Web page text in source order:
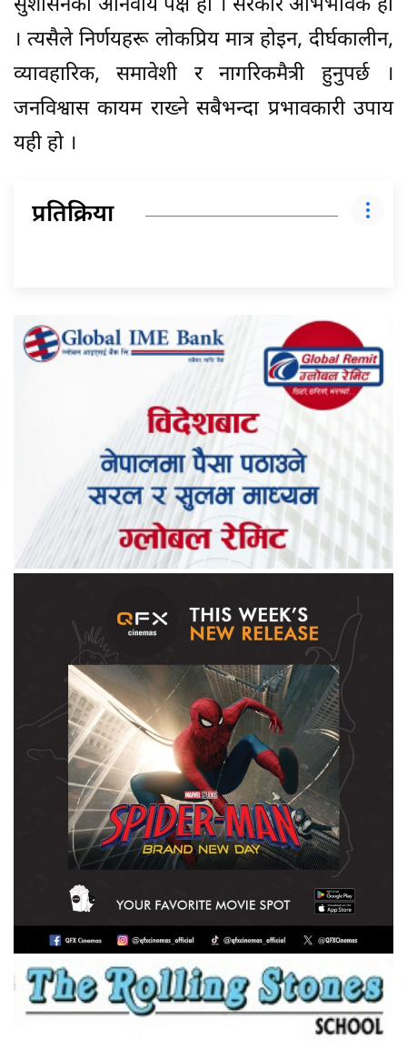
सुशासनको अनिवार्य पक्ष हो । सरकार अभिभावक हो
। त्यसैले निर्णयहरू लोकप्रिय मात्र होइन, दीर्घकालीन,
व्यावहारिक, समावेशी र नागरिकमैत्री हुनुपर्छ ।
जनविश्वास कायम राख्ने सबैभन्दा प्रभावकारी उपाय
यही हो ।
प्रतिक्रिया